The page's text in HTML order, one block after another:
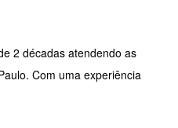
2 décadas atendendo as
Com uma experiência